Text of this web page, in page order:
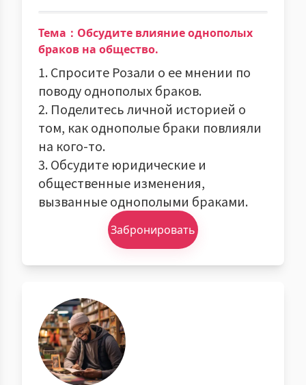
Тема：Обсудите влияние однополых
браков на общество.
1. Спросите Розали о ее мнении по
поводу однополых браков.
2. Поделитесь личной историей о
том, как однополые браки повлияли
на кого-то.
3. Обсудите юридические и
общественные изменения,
вызванные однополыми браками.
Забронировать